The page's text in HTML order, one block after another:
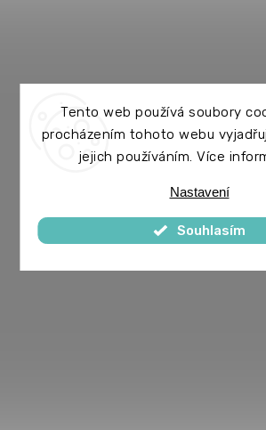
Tento web používá soubory
procházením tohoto webu
jejich používáním. Více
Nastavení
Souhlasím